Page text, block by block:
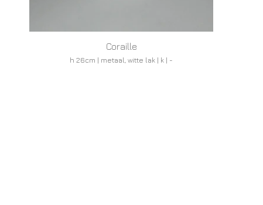
Coraille
h 26cm | metaal, witte lak | k | -